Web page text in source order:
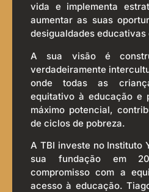
vida e implementa
aumentar as suas
desigualdades educativas
A sua visão é
verdadeiramente
onde todas as
equitativo à educação e
máximo potencial,
de ciclos de pobreza.
A TBI investe no Instituto
sua fundação em
compromisso com a
acesso à educação.